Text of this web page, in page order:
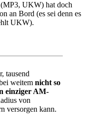
UKW) hat doch
an Bord (es sei denn es
UKW).
tausend
weitem nicht so
einziger AM-
von
versorgen kann.